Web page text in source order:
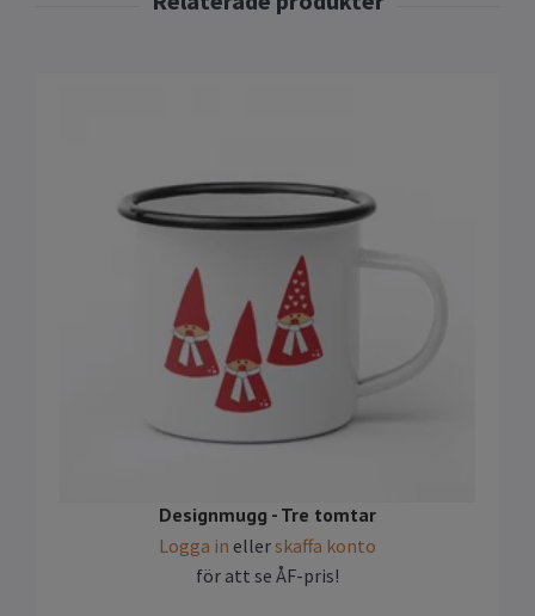
Designmugg - Tre tomtar
Logga in ellerskaffa konto
för att se ÅF-pris!